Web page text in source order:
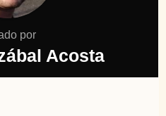
por
Acosta